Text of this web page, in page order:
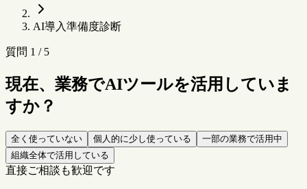
AI導入準備度診断
質問 1 / 5
現在、業務でAIツールを活用していま
すか？
全く使っていない 個人的に少し使っている
一部の業務で活用中
組織全体で活用している
直接ご相談も歓迎です